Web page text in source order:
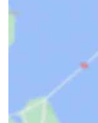
Natur
-